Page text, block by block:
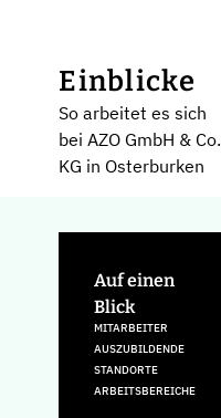
Einblicke
So arbeitet es sich
bei AZO GmbH & Co.
KG in Osterburken
Auf einen
Blick
MITARBEITER
AUSZUBILDENDE
STANDORTE
ARBEITSBEREICHE